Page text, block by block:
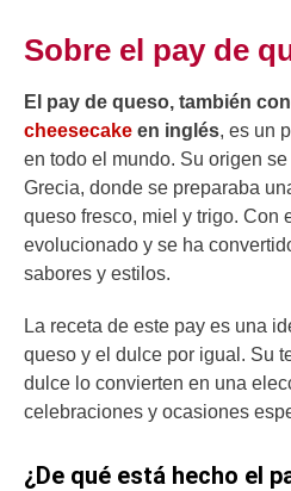
Sobre el pay de
El pay de queso, también
cheesecake en inglés, es un
en todo el mundo. Su origen
Grecia, donde se preparaba
queso fresco, miel y trigo. Con
evolucionado y se ha
sabores y estilos.
La receta de este pay es una
queso y el dulce por igual. Su
dulce lo convierten en una
celebraciones y ocasiones
¿De qué está hecho el